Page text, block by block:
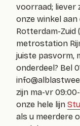
voorraad; liever
onze winkel
Rotterdam-Zuid
metrostation
juiste pasvorm,
onderdeel? Bel
zijn ma-vr 09:00-
onze hele lijn
als u meerdere